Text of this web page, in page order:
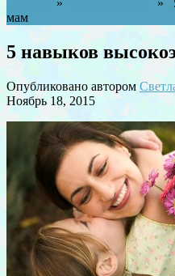
мам
5 навыков
Опубликовано автором
Ноябрь 18, 2015